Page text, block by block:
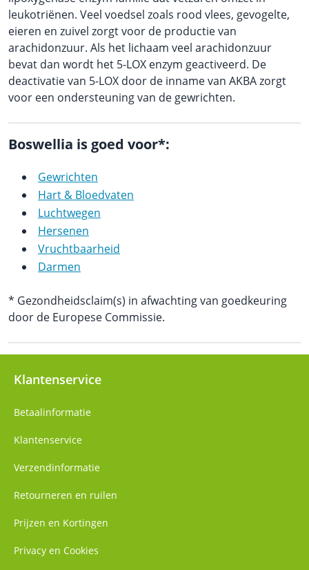
leukotriënen. Veel voedsel zoals rood vlees, gevogelte,
eieren en zuivel zorgt voor de productie van
arachidonzuur. Als het lichaam veel arachidonzuur
bevat dan wordt het 5-LOX enzym geactiveerd. De
deactivatie van 5-LOX door de inname van AKBA zorgt
voor een ondersteuning van de gewrichten.
Boswellia is goed voor*:
Gewrichten
Hart & Bloedvaten
Luchtwegen
Hersenen
Vruchtbaarheid
Darmen
* Gezondheidsclaim(s) in afwachting van goedkeuring
door de Europese Commissie.
Klantenservice
Betaalinformatie
Klantenservice
Verzendinformatie
Retourneren en ruilen
Prijzen en Kortingen
Privacy en Cookies